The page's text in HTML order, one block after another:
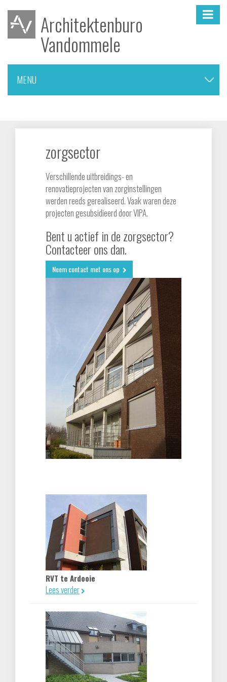
Architektenburo
Vandommele
MENU ▼
verbouwingen
meergezinswoningen
zorgsector
zorgsector
Verschillende uitbreidings- en
renovatieprojecten van zorginstellingen
werden reeds gerealiseerd. Vaak waren deze
projecten gesubsidieerd door VIPA.
Bent u actief in de zorgsector?
Contacteer ons dan.
Neem contact met ons op
RVT te Ardooie
Lees verder